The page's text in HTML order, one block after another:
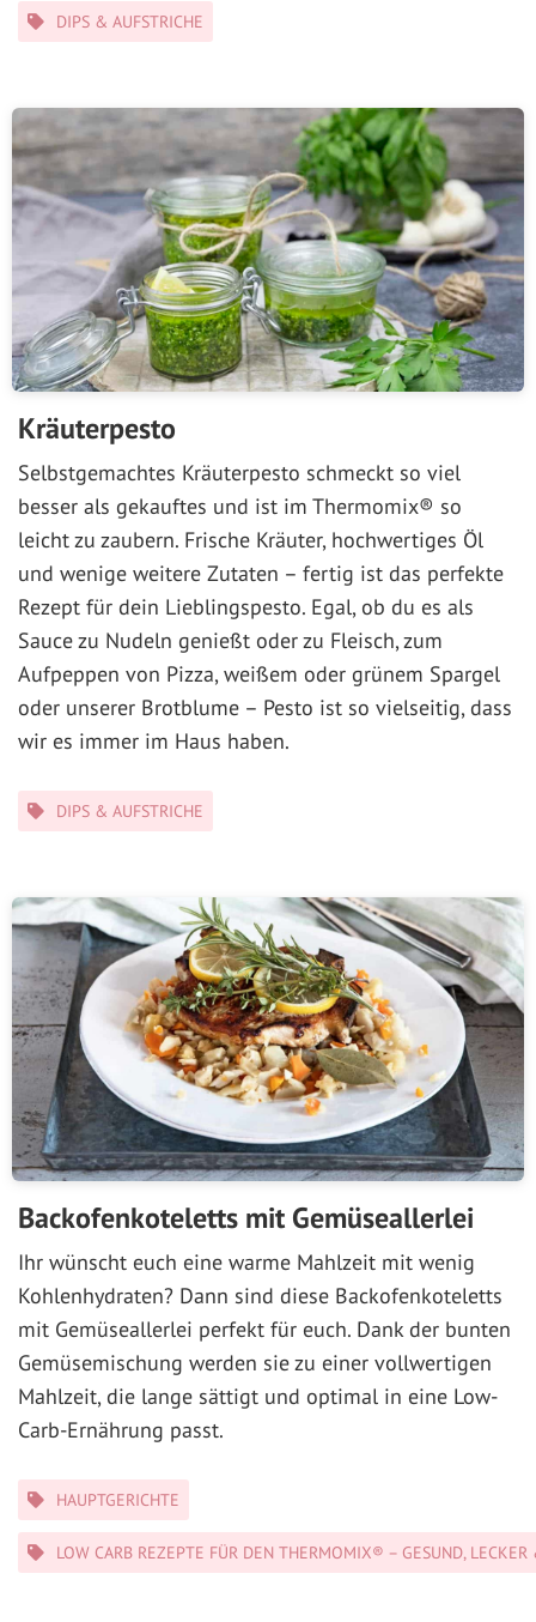
KategorienDIPS & AUFSTRICHE
Kräuterpesto
Selbstgemachtes Kräuterpesto schmeckt so viel
besser als gekauftes und ist im Thermomix® so
leicht zu zaubern. Frische Kräuter, hochwertiges Öl
und wenige weitere Zutaten – fertig ist das perfekte
Rezept für dein Lieblingspesto. Egal, ob du es als
Sauce zu Nudeln genießt oder zu Fleisch, zum
Aufpeppen von Pizza, weißem oder grünem Spargel
oder unserer Brotblume – Pesto ist so vielseitig, dass
wir es immer im Haus haben.
KategorienDIPS & AUFSTRICHE
Backofenkoteletts mit Gemüseallerlei
Ihr wünscht euch eine warme Mahlzeit mit wenig
Kohlenhydraten? Dann sind diese Backofenkoteletts
mit Gemüseallerlei perfekt für euch. Dank der bunten
Gemüsemischung werden sie zu einer vollwertigen
Mahlzeit, die lange sättigt und optimal in eine Low-
Carb-Ernährung passt.
Kategorien
HAUPTGERICHTE
LOW CARB REZEPTE FÜR DEN THERMOMIX® – GESUND,